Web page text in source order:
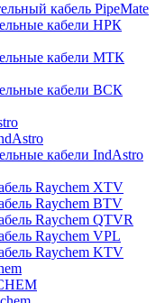
кабель PipeMate
кабели НРК
кабели МТК
кабели ВСК
кабели IndAstro
Raychem XTV
Raychem BTV
Raychem QTVR
Raychem VPL
Raychem KTV